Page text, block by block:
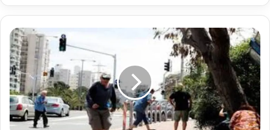
إصابت
اسرئيليين
اثر
قذف
صاروخى
من
قطاع
غزة